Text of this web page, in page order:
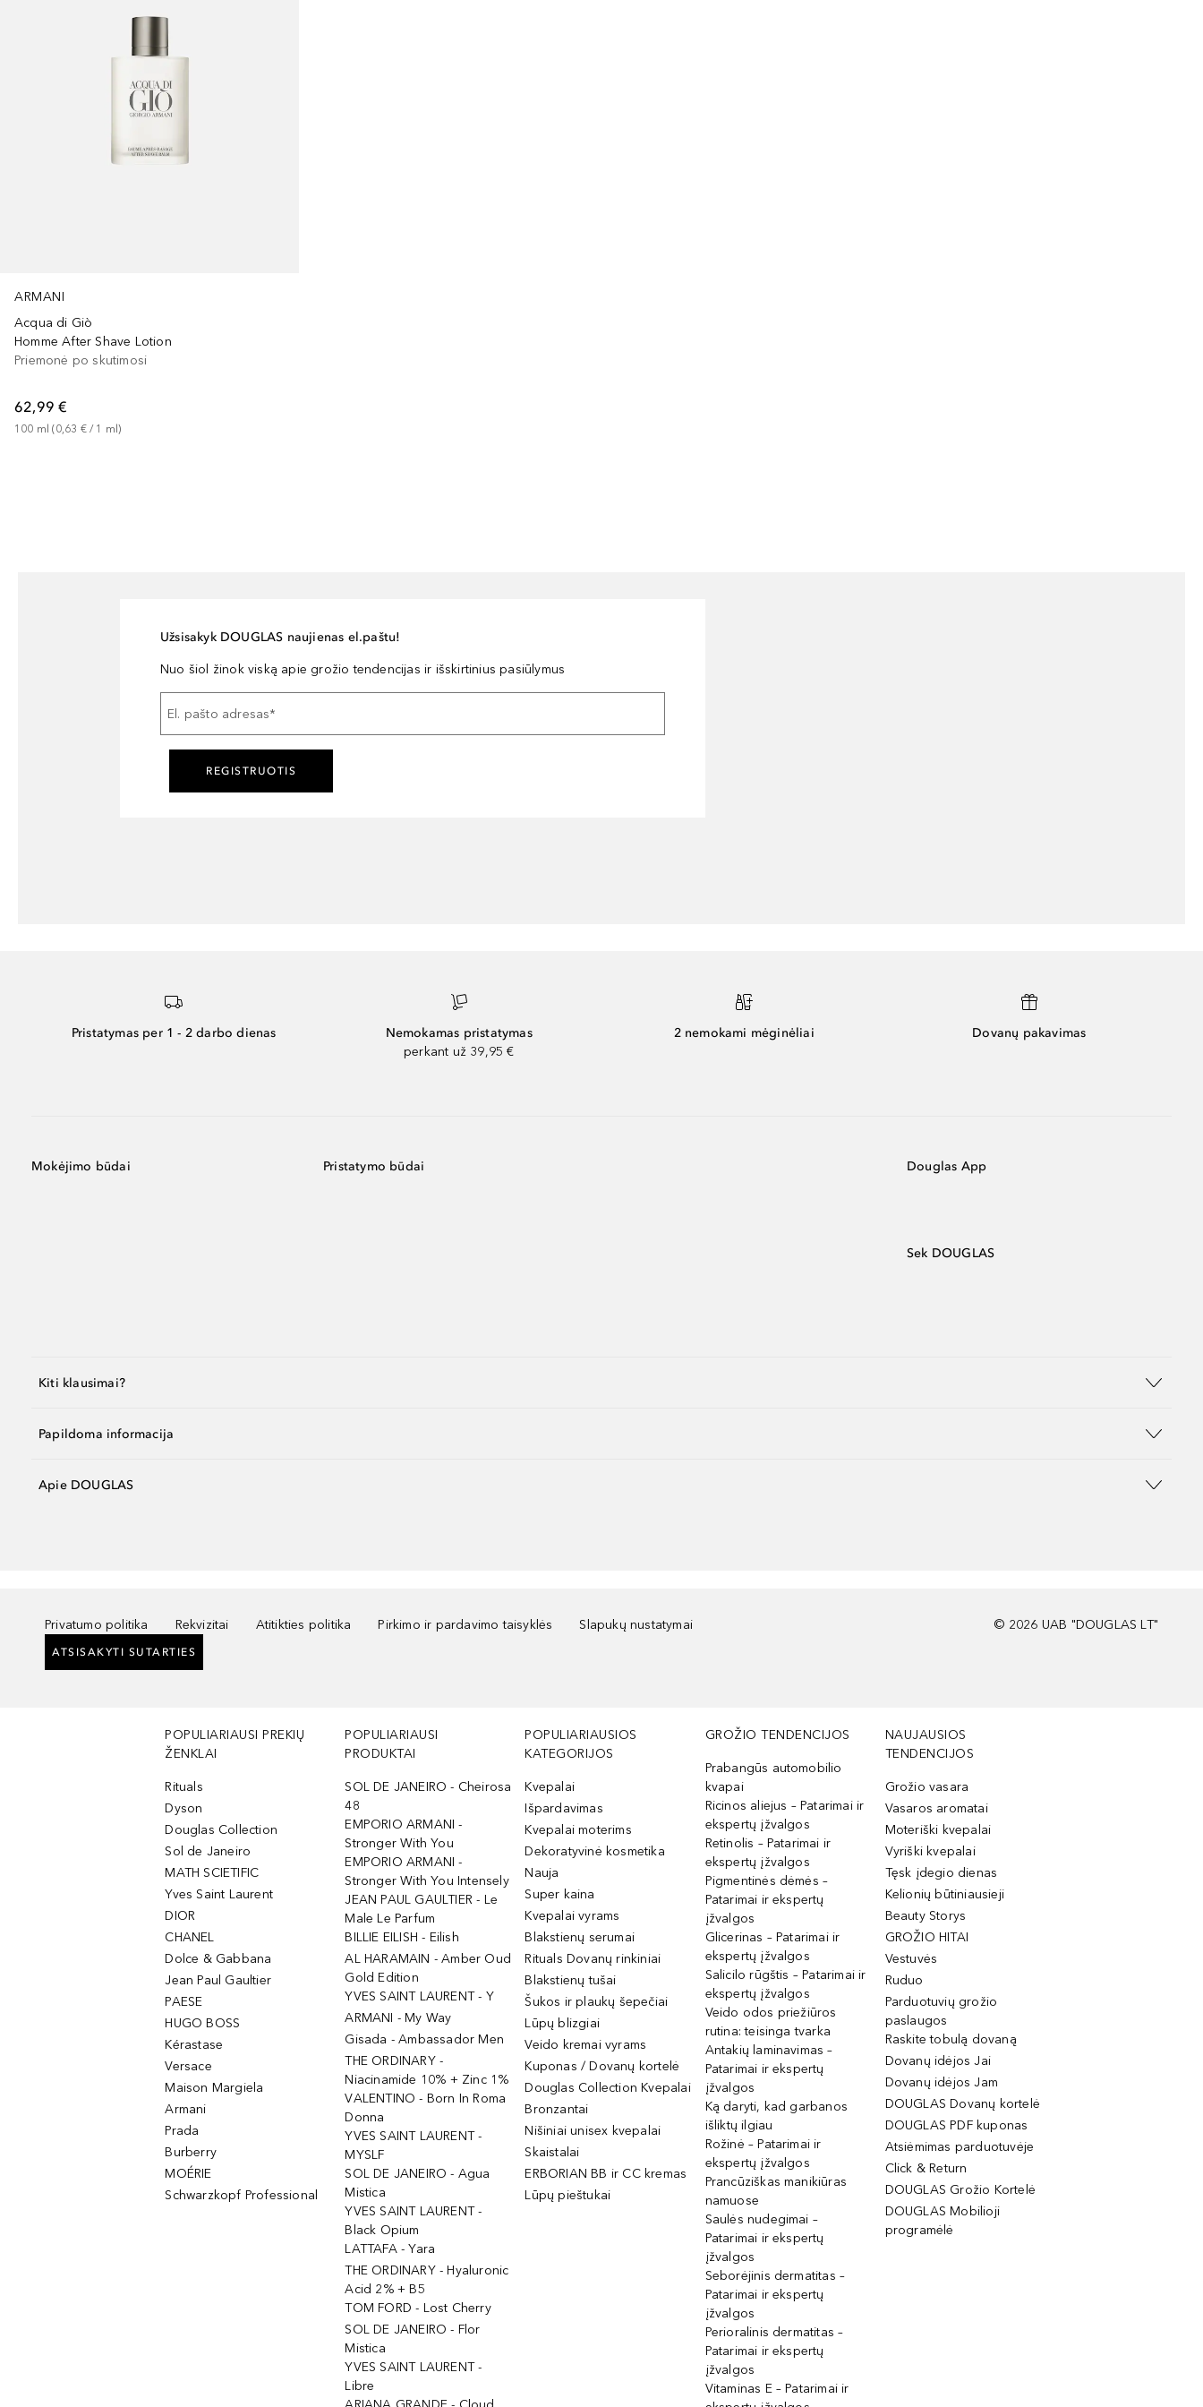
ARMANI
Acqua di Giò
Homme After Shave Lotion
Priemonė po skutimosi
62,99 €
100 ml (0,63 € / 1 ml)
Užsisakyk DOUGLAS naujienas el.paštu!
Nuo šiol žinok viską apie grožio tendencijas ir išskirtinius pasiūlymus
El. pašto adresas*
REGISTRUOTIS
Pristatymas per 1 - 2 darbo dienas
Nemokamas pristatymas
perkant už 39,95 €
2 nemokami mėginėliai Dovanų pakavimas
Mokėjimo būdai Pristatymo būdai Douglas App
Sek DOUGLAS
Kiti klausimai?
Papildoma informacija
Apie DOUGLAS
Privatumo politika Rekvizitai Atitikties politika Pirkimo ir pardavimo taisyklės Slapukų nustatymai
ATSISAKYTI SUTARTIES
© 2026 UAB "DOUGLAS LT"
POPULIARIAUSI PREKIŲ
ŽENKLAI
Rituals
Dyson
Douglas Collection
Sol de Janeiro
MATH SCIETIFIC
Yves Saint Laurent
DIOR
CHANEL
Dolce & Gabbana
Jean Paul Gaultier
PAESE
HUGO BOSS
Kérastase
Versace
Maison Margiela
Armani
Prada
Burberry
MOÉRIE
Schwarzkopf Professional
POPULIARIAUSI
PRODUKTAI
SOL DE JANEIRO - Cheirosa
48
EMPORIO ARMANI -
Stronger With You
EMPORIO ARMANI -
Stronger With You Intensely
JEAN PAUL GAULTIER - Le
Male Le Parfum
BILLIE EILISH - Eilish
AL HARAMAIN - Amber Oud
Gold Edition
YVES SAINT LAURENT - Y
ARMANI - My Way
Gisada - Ambassador Men
THE ORDINARY -
Niacinamide 10% + Zinc 1%
VALENTINO - Born In Roma
Donna
YVES SAINT LAURENT -
MYSLF
SOL DE JANEIRO - Agua
Mistica
YVES SAINT LAURENT -
Black Opium
LATTAFA - Yara
THE ORDINARY - Hyaluronic
Acid 2% + B5
TOM FORD - Lost Cherry
SOL DE JANEIRO - Flor
Mistica
YVES SAINT LAURENT -
Libre
POPULIARIAUSIOS
KATEGORIJOS
Kvepalai
Išpardavimas
Kvepalai moterims
Dekoratyvinė kosmetika
Nauja
Super kaina
Kvepalai vyrams
Blakstienų serumai
Rituals Dovanų rinkiniai
Blakstienų tušai
Šukos ir plaukų šepečiai
Lūpų blizgiai
Veido kremai vyrams
Kuponas / Dovanų kortelė
Douglas Collection Kvepalai
Bronzantai
Nišiniai unisex kvepalai
Skaistalai
ERBORIAN BB ir CC kremas
Lūpų pieštukai
GROŽIO TENDENCIJOS
Prabangūs automobilio
kvapai
Ricinos aliejus – Patarimai ir
ekspertų įžvalgos
Retinolis – Patarimai ir
ekspertų įžvalgos
Pigmentinės dėmės –
Patarimai ir ekspertų
įžvalgos
Glicerinas – Patarimai ir
ekspertų įžvalgos
Salicilo rūgštis – Patarimai ir
ekspertų įžvalgos
Veido odos priežiūros
rutina: teisinga tvarka
Antakių laminavimas –
Patarimai ir ekspertų
įžvalgos
Ką daryti, kad garbanos
išliktų ilgiau
Rožinė – Patarimai ir
ekspertų įžvalgos
Prancūziškas manikiūras
namuose
Saulės nudegimai –
Patarimai ir ekspertų
įžvalgos
Seborėjinis dermatitas –
Patarimai ir ekspertų
įžvalgos
Perioralinis dermatitas –
Patarimai ir ekspertų
įžvalgos
Vitaminas E – Patarimai ir
NAUJAUSIOS
TENDENCIJOS
Grožio vasara
Vasaros aromatai
Moteriški kvepalai
Vyriški kvepalai
Tęsk įdegio dienas
Kelionių būtiniausieji
Beauty Storys
GROŽIO HITAI
Vestuvės
Ruduo
Parduotuvių grožio
paslaugos
Raskite tobulą dovaną
Dovanų idėjos Jai
Dovanų idėjos Jam
DOUGLAS Dovanų kortelė
DOUGLAS PDF kuponas
Atsiėmimas parduotuvėje
Click & Return
DOUGLAS Grožio Kortelė
DOUGLAS Mobilioji
programėlė